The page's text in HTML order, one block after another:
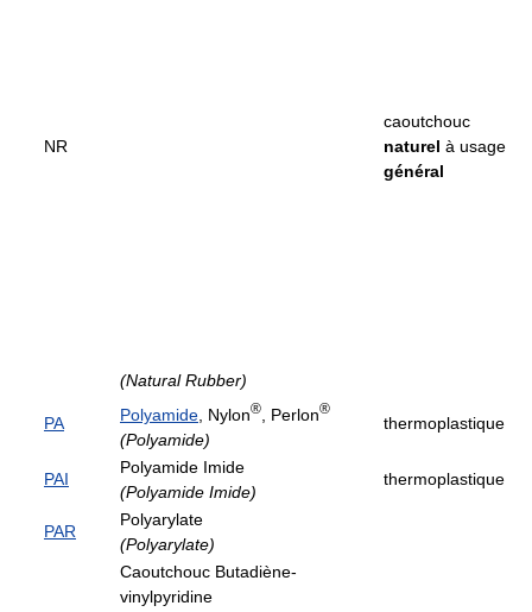
NR
(Natural Rubber)
caoutchouc
naturel à usage
général
PA Polyamide , Nylon® , Perlon®
(Polyamide)
thermoplastique
PAI
Polyamide Imide
(Polyamide Imide)
thermoplastique
PAR
Polyarylate
(Polyarylate)
Caoutchouc Butadiène-
vinylpyridine